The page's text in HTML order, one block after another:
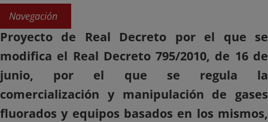
Navegación
Proyecto de Real Decreto por el que se
modifica el Real Decreto 795/2010, de 16 de
junio, por el que se regula la
comercialización y manipulación de gases
fluorados y equipos basados en los mismos,